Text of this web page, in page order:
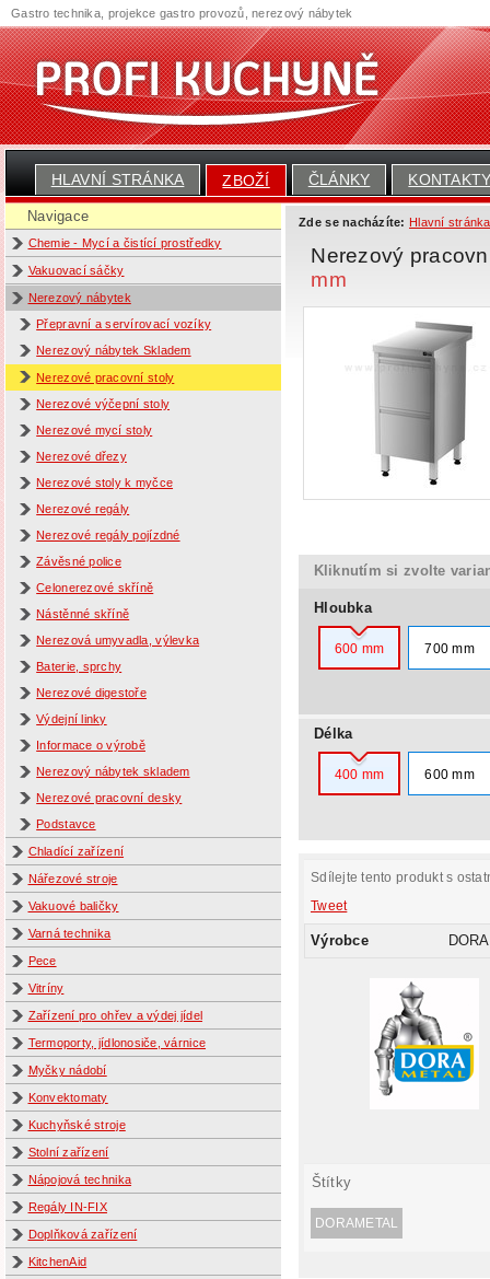
HLAVNÍ STRÁNKA ZBOŽÍ ČLÁNKY
Navigace
Chemie - Mycí a čistící prostředky
Vakuovací sáčky
Nerezový nábytek
Přepravní a servírovací vozíky
Nerezový nábytek Skladem
Nerezové pracovní stoly
Nerezové výčepní stoly
Nerezové mycí stoly
Nerezové dřezy
Nerezové stoly k myčce
Nerezové regály
Nerezové regály pojízdné
Závěsné police
Celonerezové skříně
Nástěnné skříně
Nerezová umyvadla, výlevka
Baterie, sprchy
Nerezové digestoře
Výdejní linky
Informace o výrobě
Nerezový nábytek skladem
Nerezové pracovní desky
Podstavce
Chladící zařízení
Nářezové stroje
Vakuové baličky
Varná technika
Pece
Vitríny
Zařízení pro ohřev a výdej jídel
Termoporty, jídlonosiče, várnice
Myčky nádobí
Konvektomaty
Kuchyňské stroje
Stolní zařízení
Nápojová technika
Regály IN-FIX
Doplňková zařízení
KitchenAid
Zde se nacházíte: Hlavní stránka
Nerezový
mm
Kliknutím si zvolte
Hloubka
600 mm 700 mm
Délka
400 mm 600 mm
Sdílejte tento produkt s
Tweet
Výrobce
Štítky
DORAMETAL
Gastro technika, projekce gastro provozů, nerezový nábytek